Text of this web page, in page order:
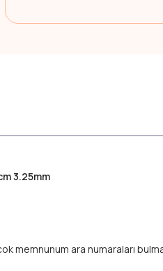
3.25mm
çok memnunum ara numaraları